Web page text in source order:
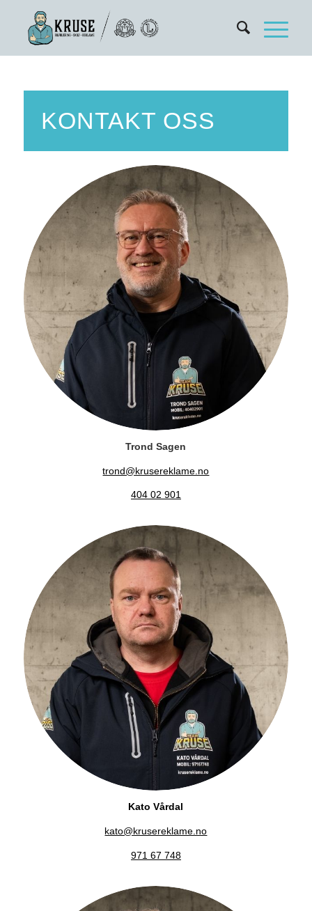
KONTAKT OSS
Trond Sagen
trond@krusereklame.no
404 02 901
Kato Vårdal
kato@krusereklame.no
971 67 748